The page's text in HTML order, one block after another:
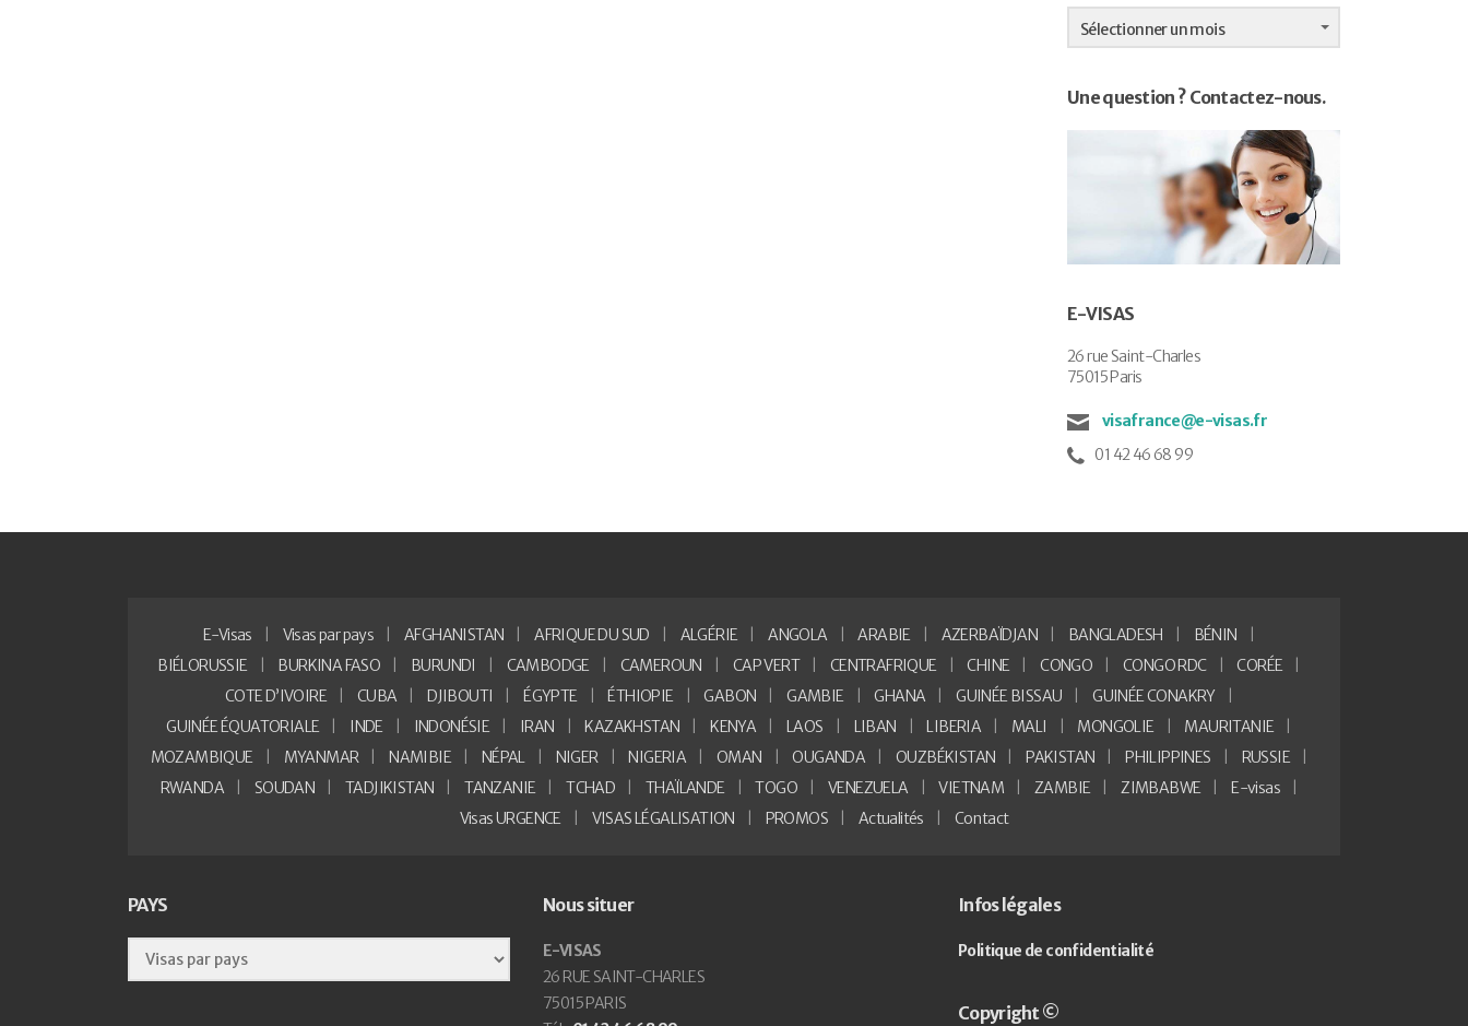
Tous
les
articles
Sélectionner un mois
Une question ? Contactez-nous.
E-VISAS
26 rue Saint-Charles
75015 Paris
visafrance@e-visas.fr
01 42 46 68 99
E-Visas Visas par pays AFGHANISTAN AFRIQUE DU SUD ALGÉRIE ANGOLA ARABIE AZERBAÏDJAN BANGLADESH
BÉNIN
BIÉLORUSSIE
BURKINA FASO BURUNDI CAMBODGE CAMEROUN CAP VERT CENTRAFRIQUE CHINE CONGO CONGO RDC
CORÉE
COTE D’IVOIRE
CUBA DJIBOUTI ÉGYPTE ÉTHIOPIE GABON GAMBIE GHANA GUINÉE BISSAU
GUINÉE CONAKRY
GUINÉE ÉQUATORIALE
INDE INDONÉSIE IRAN KAZAKHSTAN KENYA LAOS LIBAN LIBERIA MALI MONGOLIE
MAURITANIE
MOZAMBIQUE
MYANMAR NAMIBIE NÉPAL NIGER NIGERIA OMAN OUGANDA OUZBÉKISTAN PAKISTAN PHILIPPINES
RUSSIE
RWANDA
SOUDAN TADJIKISTAN TANZANIE TCHAD THAÏLANDE TOGO VENEZUELA VIETNAM ZAMBIE ZIMBABWE
E-visas
Visas URGENCE
VISAS LÉGALISATION PROMOS Actualités Contact
PAYS Nous situer
E-VISAS
26 RUE SAINT-CHARLES
75015 PARIS
Infos légales
Politique de confidentialité
Copyright ©